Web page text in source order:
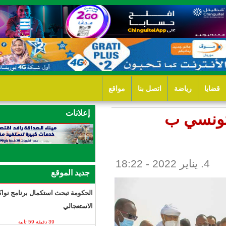
بنا مواقع
الحكومة تبحث استكمال برنامج نواكشوط
الاستعجالي
39 دقيقة 59 ثانية